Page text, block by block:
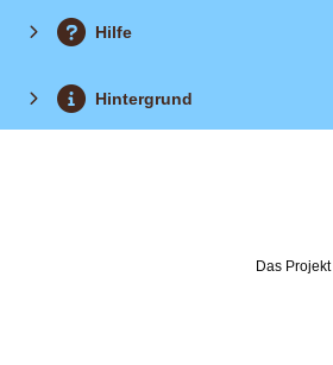
Hilfe
Hintergrund
Das Projekt